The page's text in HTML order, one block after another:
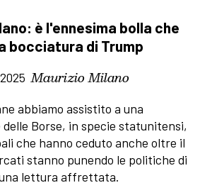
è l'ennesima bolla che
bocciatura di Trump
Maurizio Milano
abbiamo assistito a una
Borse, in specie statunitensi,
che hanno ceduto anche oltre il
stanno punendo le politiche di
lettura affrettata.